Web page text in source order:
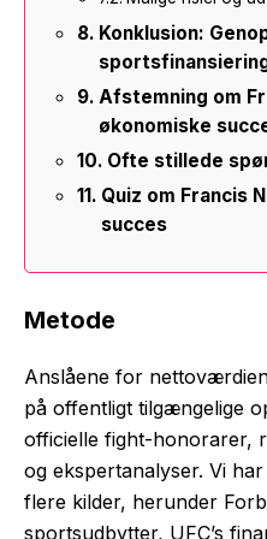
Konklusion:
Afstemning om
økonomiske
Ofte stillede
Quiz om Francis
succes
Metode
Anslåene for
på offentligt tilgængelige
officielle fight-honorarer,
og ekspertanalyser. Vi
flere kilder, herunder
sportsudbytter, UFC’s